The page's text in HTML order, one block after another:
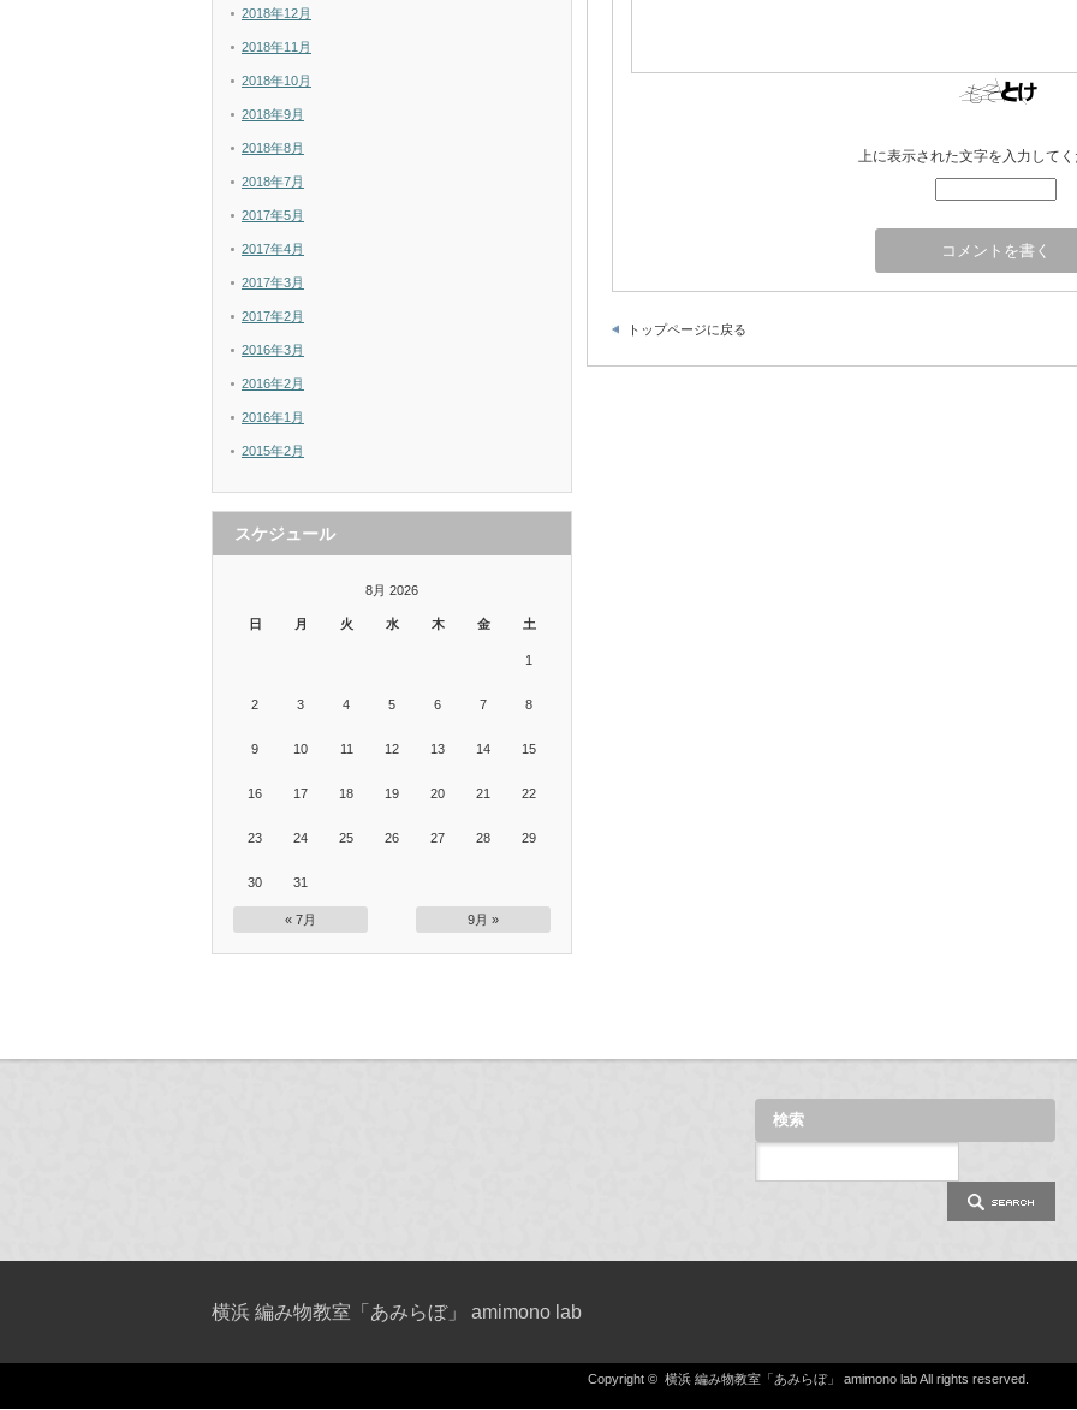
上に表示された文字を入力して
トップページに戻る
2018年12月
2018年11月
2018年10月
2018年9月
2018年8月
2018年7月
2017年5月
2017年4月
2017年3月
2017年2月
2016年3月
2016年2月
2016年1月
2015年2月
スケジュール
8月 2026
日 月 火 水 木 金 土
1
2 3 4 5 6 7 8
9 10 11 12 13 14 15
16 17 18 19 20 21 22
23 24 25 26 27 28 29
30 31
« 7月 9月 »
検索
横浜 編み物教室「あみらぼ」 amimono lab
Copyright © 横浜 編み物教室「あみらぼ」 amimono labAll rights reserved.